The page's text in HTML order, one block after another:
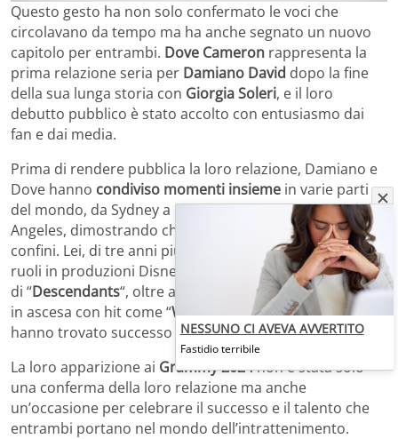
Questo gesto ha non solo confermato le voci che
circolavano da tempo ma ha anche segnato un nuovo
capitolo per entrambi. Dove Cameron rappresenta la
prima relazione seria per Damiano David dopo la fine
della sua lunga storia con Giorgia Soleri, e il loro
debutto pubblico è stato accolto con entusiasmo dai
fan e dai media.
Prima di rendere pubblica la loro relazione, Damiano e
Dove hanno condiviso momenti insieme in varie parti
del mondo, da Sydney a Brasile, da New York a Los
Angeles, dimostrando che il loro amore non conosce
confini. Lei, di tre anni più grande, è amata per i suoi
ruoli in produzioni Disney come “
Liv e Maddie” e la saga
di “Descendants“, oltre ad avere una carriera musicale
in ascesa con hit come “We Belong” e “Boyfriend“, che
hanno trovato successo globale.
La loro apparizione ai Grammy 2024non è stata solo
una conferma della loro relazione ma anche
un’occasione per celebrare il successo e il talento che
entrambi portano nel mondo dell’intrattenimento.
NESSUNO CI AVEVA AVVERTITO
Fastidio terribile